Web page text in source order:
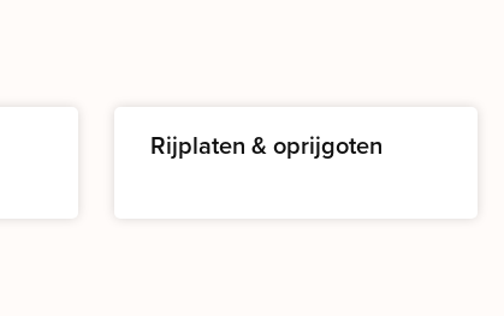
Rijplaten & oprijgoten